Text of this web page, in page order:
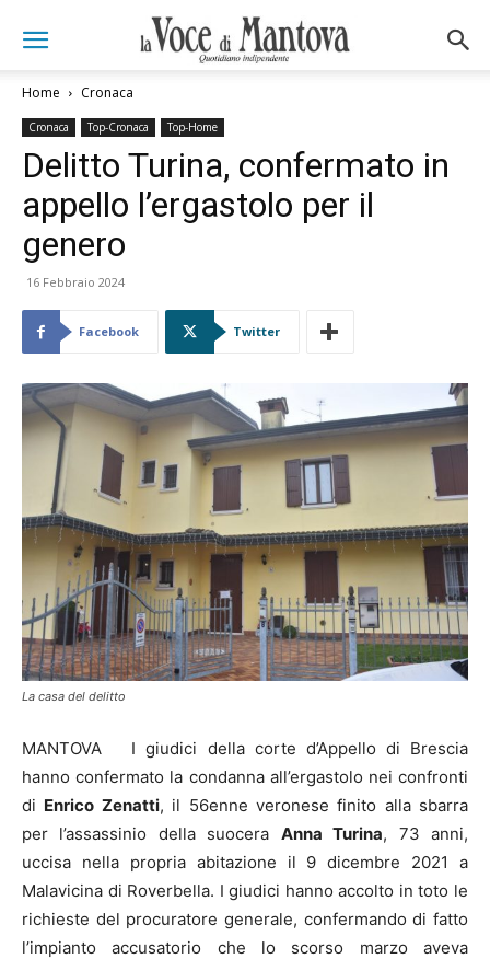
Home Cronaca
Cronaca Top-Cronaca Top-Home
Delitto Turina, confermato in
appello l’ergastolo per il
genero
16 Febbraio 2024
Facebook Twitter
La casa del delitto
MANTOVA I giudici della corte d’Appello di Brescia
hanno confermato la condanna all’ergastolo nei confronti
di Enrico Zenatti, il 56enne veronese finito alla sbarra
per l’assassinio della suocera Anna Turina, 73 anni,
uccisa nella propria abitazione il 9 dicembre 2021 a
Malavicina di Roverbella. I giudici hanno accolto in toto le
richieste del procuratore generale, confermando di fatto
l’impianto accusatorio che lo scorso marzo aveva